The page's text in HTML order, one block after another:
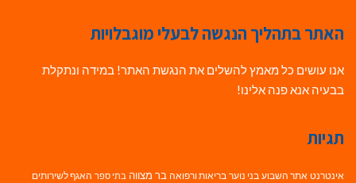
האתר בתהליך הנגשה לבעלי מוגבלויות
אנו עושים כל מאמץ להשלים את הנגשת האתר! במידה ונתקלת
בבעיה אנא פנה אלינו!
תגיות
אינטרנט אתר השבוע בני נוער בריאות ורפואה בר מצווה בתי ספר האגף לשירותים